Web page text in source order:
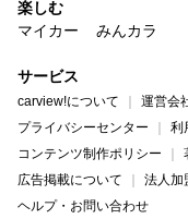
楽しむ
マイカー
みんカラ
サービス
carview!について 運営会
プライバシーセンター
利
コンテンツ制作ポリシー
広告掲載について
法人加
ヘルプ・お問い合わせ